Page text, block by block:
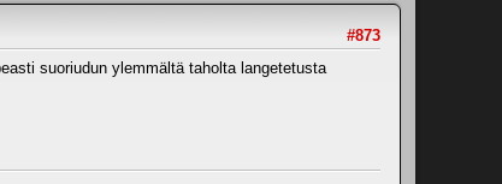
#873
suoriudun ylemmältä taholta langetetusta